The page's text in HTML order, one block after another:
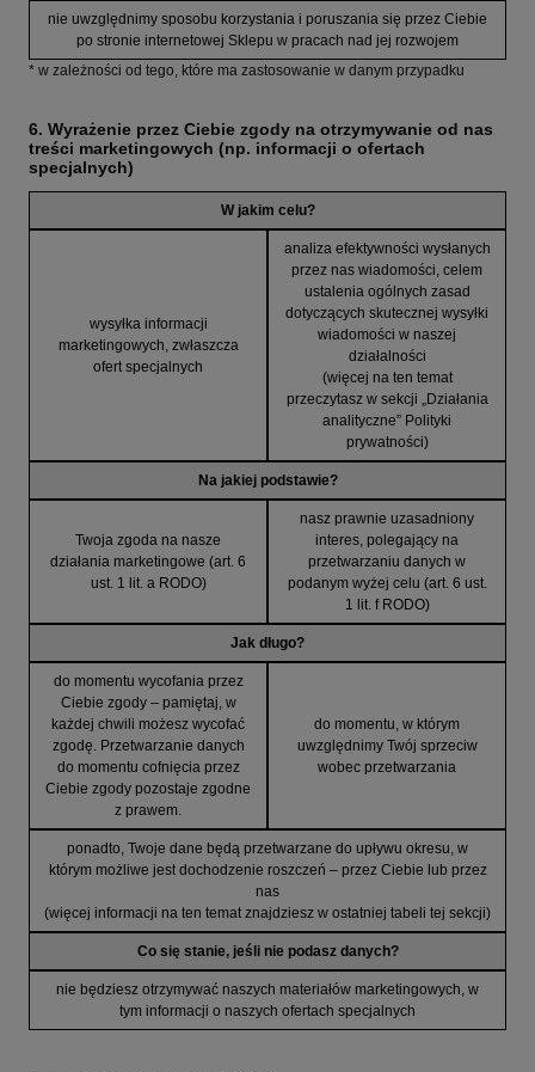
nie uwzględnimy sposobu korzystania i poruszania się przez Ciebie
po stronie internetowej Sklepu w pracach nad jej rozwojem
* w zależności od tego, które ma zastosowanie w danym przypadku
6. Wyrażenie przez Ciebie zgody na otrzymywanie od nas
treści marketingowych (np. informacji o ofertach
specjalnych)
W jakim celu?
wysyłka informacji
marketingowych, zwłaszcza
ofert specjalnych
analiza efektywności wysłanych
przez nas wiadomości, celem
ustalenia ogólnych zasad
dotyczących skutecznej wysyłki
wiadomości w naszej
działalności
(więcej na ten temat
przeczytasz w sekcji „Działania
analityczne” Polityki
prywatności)
Na jakiej podstawie?
Twoja zgoda na nasze
działania marketingowe (art. 6
ust. 1 lit. a RODO)
nasz prawnie uzasadniony
interes, polegający na
przetwarzaniu danych w
podanym wyżej celu (art. 6 ust.
1 lit. f RODO)
Jak długo?
do momentu wycofania przez
Ciebie zgody – pamiętaj, w
każdej chwili możesz wycofać
zgodę. Przetwarzanie danych
do momentu cofnięcia przez
Ciebie zgody pozostaje zgodne
z prawem.
do momentu, w którym
uwzględnimy Twój sprzeciw
wobec przetwarzania
ponadto, Twoje dane będą przetwarzane do upływu okresu, w
którym możliwe jest dochodzenie roszczeń – przez Ciebie lub przez
nas
(więcej informacji na ten temat znajdziesz w ostatniej tabeli tej sekcji)
Co się stanie, jeśli nie podasz danych?
nie będziesz otrzymywać naszych materiałów marketingowych, w
tym informacji o naszych ofertach specjalnych